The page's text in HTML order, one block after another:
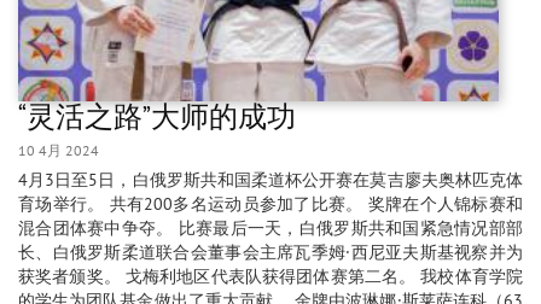
“灵活之路”大师的成功
10 4月 2024
4月3日至5日，白俄罗斯共和国柔道杯公开赛在莫吉廖夫奥林匹克体
育场举行。 共有200多名运动员参加了比赛。 奖牌在个人锦标赛和
混合团体赛中争夺。 比赛最后一天，白俄罗斯共和国紧急情况部部
长、白俄罗斯柔道联合会董事会主席瓦季姆·西尼亚夫斯基视察并为
获奖者颁奖。 戈梅利地区代表队获得团体赛第二名。 我校体育学院